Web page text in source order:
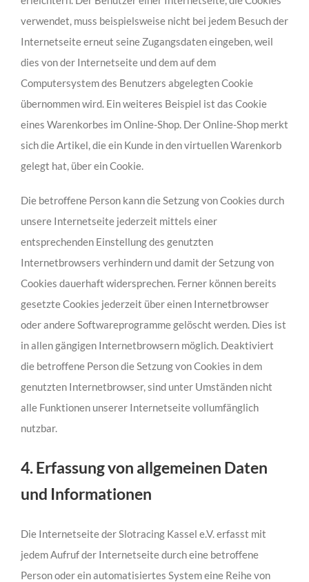
verwendet, muss beispielsweise nicht bei jedem Besuch der
Internetseite erneut seine Zugangsdaten eingeben, weil
dies von der Internetseite und dem auf dem
Computersystem des Benutzers abgelegten Cookie
übernommen wird. Ein weiteres Beispiel ist das Cookie
eines Warenkorbes im Online-Shop. Der Online-Shop merkt
sich die Artikel, die ein Kunde in den virtuellen Warenkorb
gelegt hat, über ein Cookie.
Die betroffene Person kann die Setzung von Cookies durch
unsere Internetseite jederzeit mittels einer
entsprechenden Einstellung des genutzten
Internetbrowsers verhindern und damit der Setzung von
Cookies dauerhaft widersprechen. Ferner können bereits
gesetzte Cookies jederzeit über einen Internetbrowser
oder andere Softwareprogramme gelöscht werden. Dies ist
in allen gängigen Internetbrowsern möglich. Deaktiviert
die betroffene Person die Setzung von Cookies in dem
genutzten Internetbrowser, sind unter Umständen nicht
alle Funktionen unserer Internetseite vollumfänglich
nutzbar.
4. Erfassung von allgemeinen Daten
und Informationen
Die Internetseite der Slotracing Kassel e.V. erfasst mit
jedem Aufruf der Internetseite durch eine betroffene
Person oder ein automatisiertes System eine Reihe von